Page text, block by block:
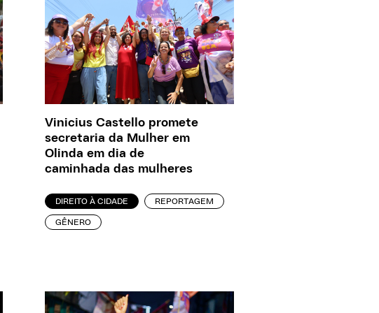
Vinicius Castello promete
secretaria da Mulher em
Olinda em dia de
caminhada das mulheres
DIREITO À CIDADE REPORTAGEM
GÊNERO